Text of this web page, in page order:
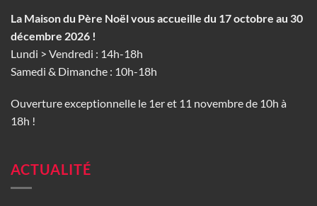
La Maison du Père Noël vous accueille du 17 octobre au 30
décembre 2026 !
Lundi > Vendredi : 14h-18h
Samedi & Dimanche : 10h-18h
Ouverture exceptionnelle le 1er et 11 novembre de 10h à
18h !
ACTUALITÉ